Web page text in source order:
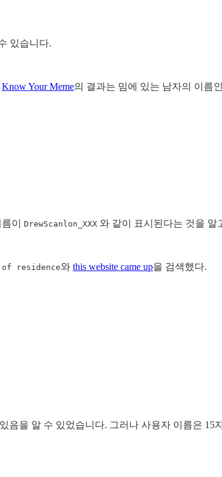
있습니다.
Know Your Meme의 결과는 밈에 있는 남자의 이름
이 DrewScanlon_XXX 와 같이 표시된다는 것을 알
residence와 this website came up을 검색했다.
음을 알 수 있었습니다. 그러나 사용자 이름은 15